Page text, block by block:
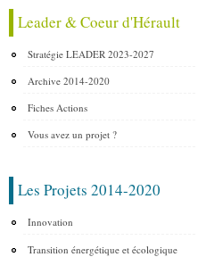
Leader & Coeur d'Hérault
Stratégie LEADER 2023-2027
Archive 2014-2020
Fiches Actions
Vous avez un projet ?
Les Projets 2014-2020
Innovation
Transition énergétique et écologique